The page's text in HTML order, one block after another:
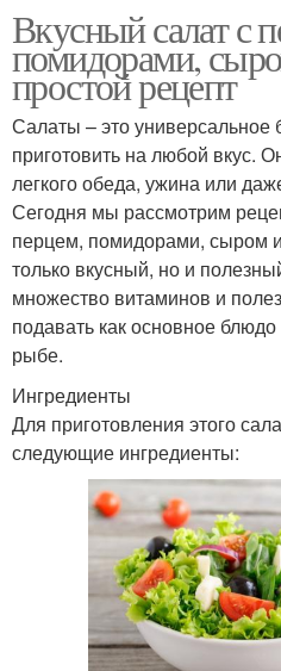
Вкусный салат с
помидорами,
простой рецепт
Салаты – это
приготовить на любой вкус.
легкого обеда, ужина или
Сегодня мы рассмотрим
перцем, помидорами, сыром
только вкусный, но и
множество витаминов и
подавать как основное
рыбе.
Ингредиенты
Для приготовления этого
следующие ингредиенты: